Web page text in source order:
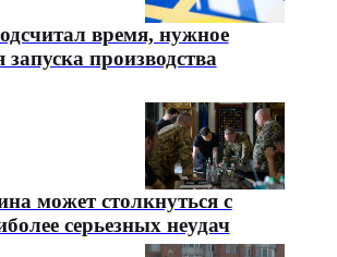
время, нужное
производства
может столкнуться с
серьезных неудач